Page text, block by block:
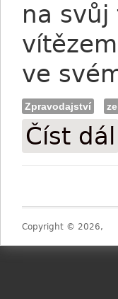
na
ve
Zpravodajství
Číst dál
Copyright © 2026,